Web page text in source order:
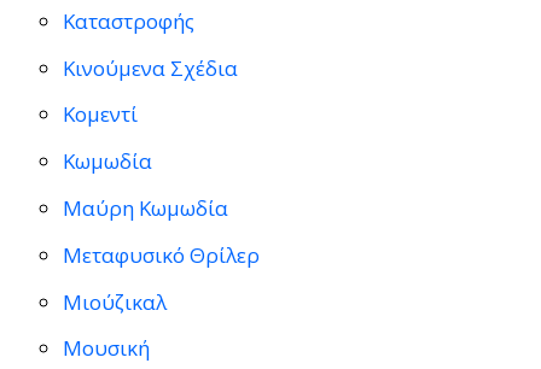
Καταστροφής
Κινούμενα Σχέδια
Κομεντί
Κωμωδία
Μαύρη Κωμωδία
Μεταφυσικό Θρίλερ
Μιούζικαλ
Μουσική